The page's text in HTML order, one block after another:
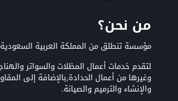
من نحن؟
مؤسسة تنطلق من المملكة العربية
لتقدم خدمات أعمال المظلات والسواتر
وغيرها من أعمال الحدادة,بالإضافة إلى
والإنشاء والترميم والصيانة.